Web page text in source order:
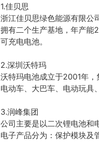
1.佳贝思
浙江佳贝思绿色能源有限公
拥有二个生产基地，年产能
可充电电池。
2.深圳沃特玛
沃特玛电池成立于2001年
电动车、大巴车、电动玩具
3.润峰集团
公司主要是以二次锂电池和
电子产品分为：保护模块及